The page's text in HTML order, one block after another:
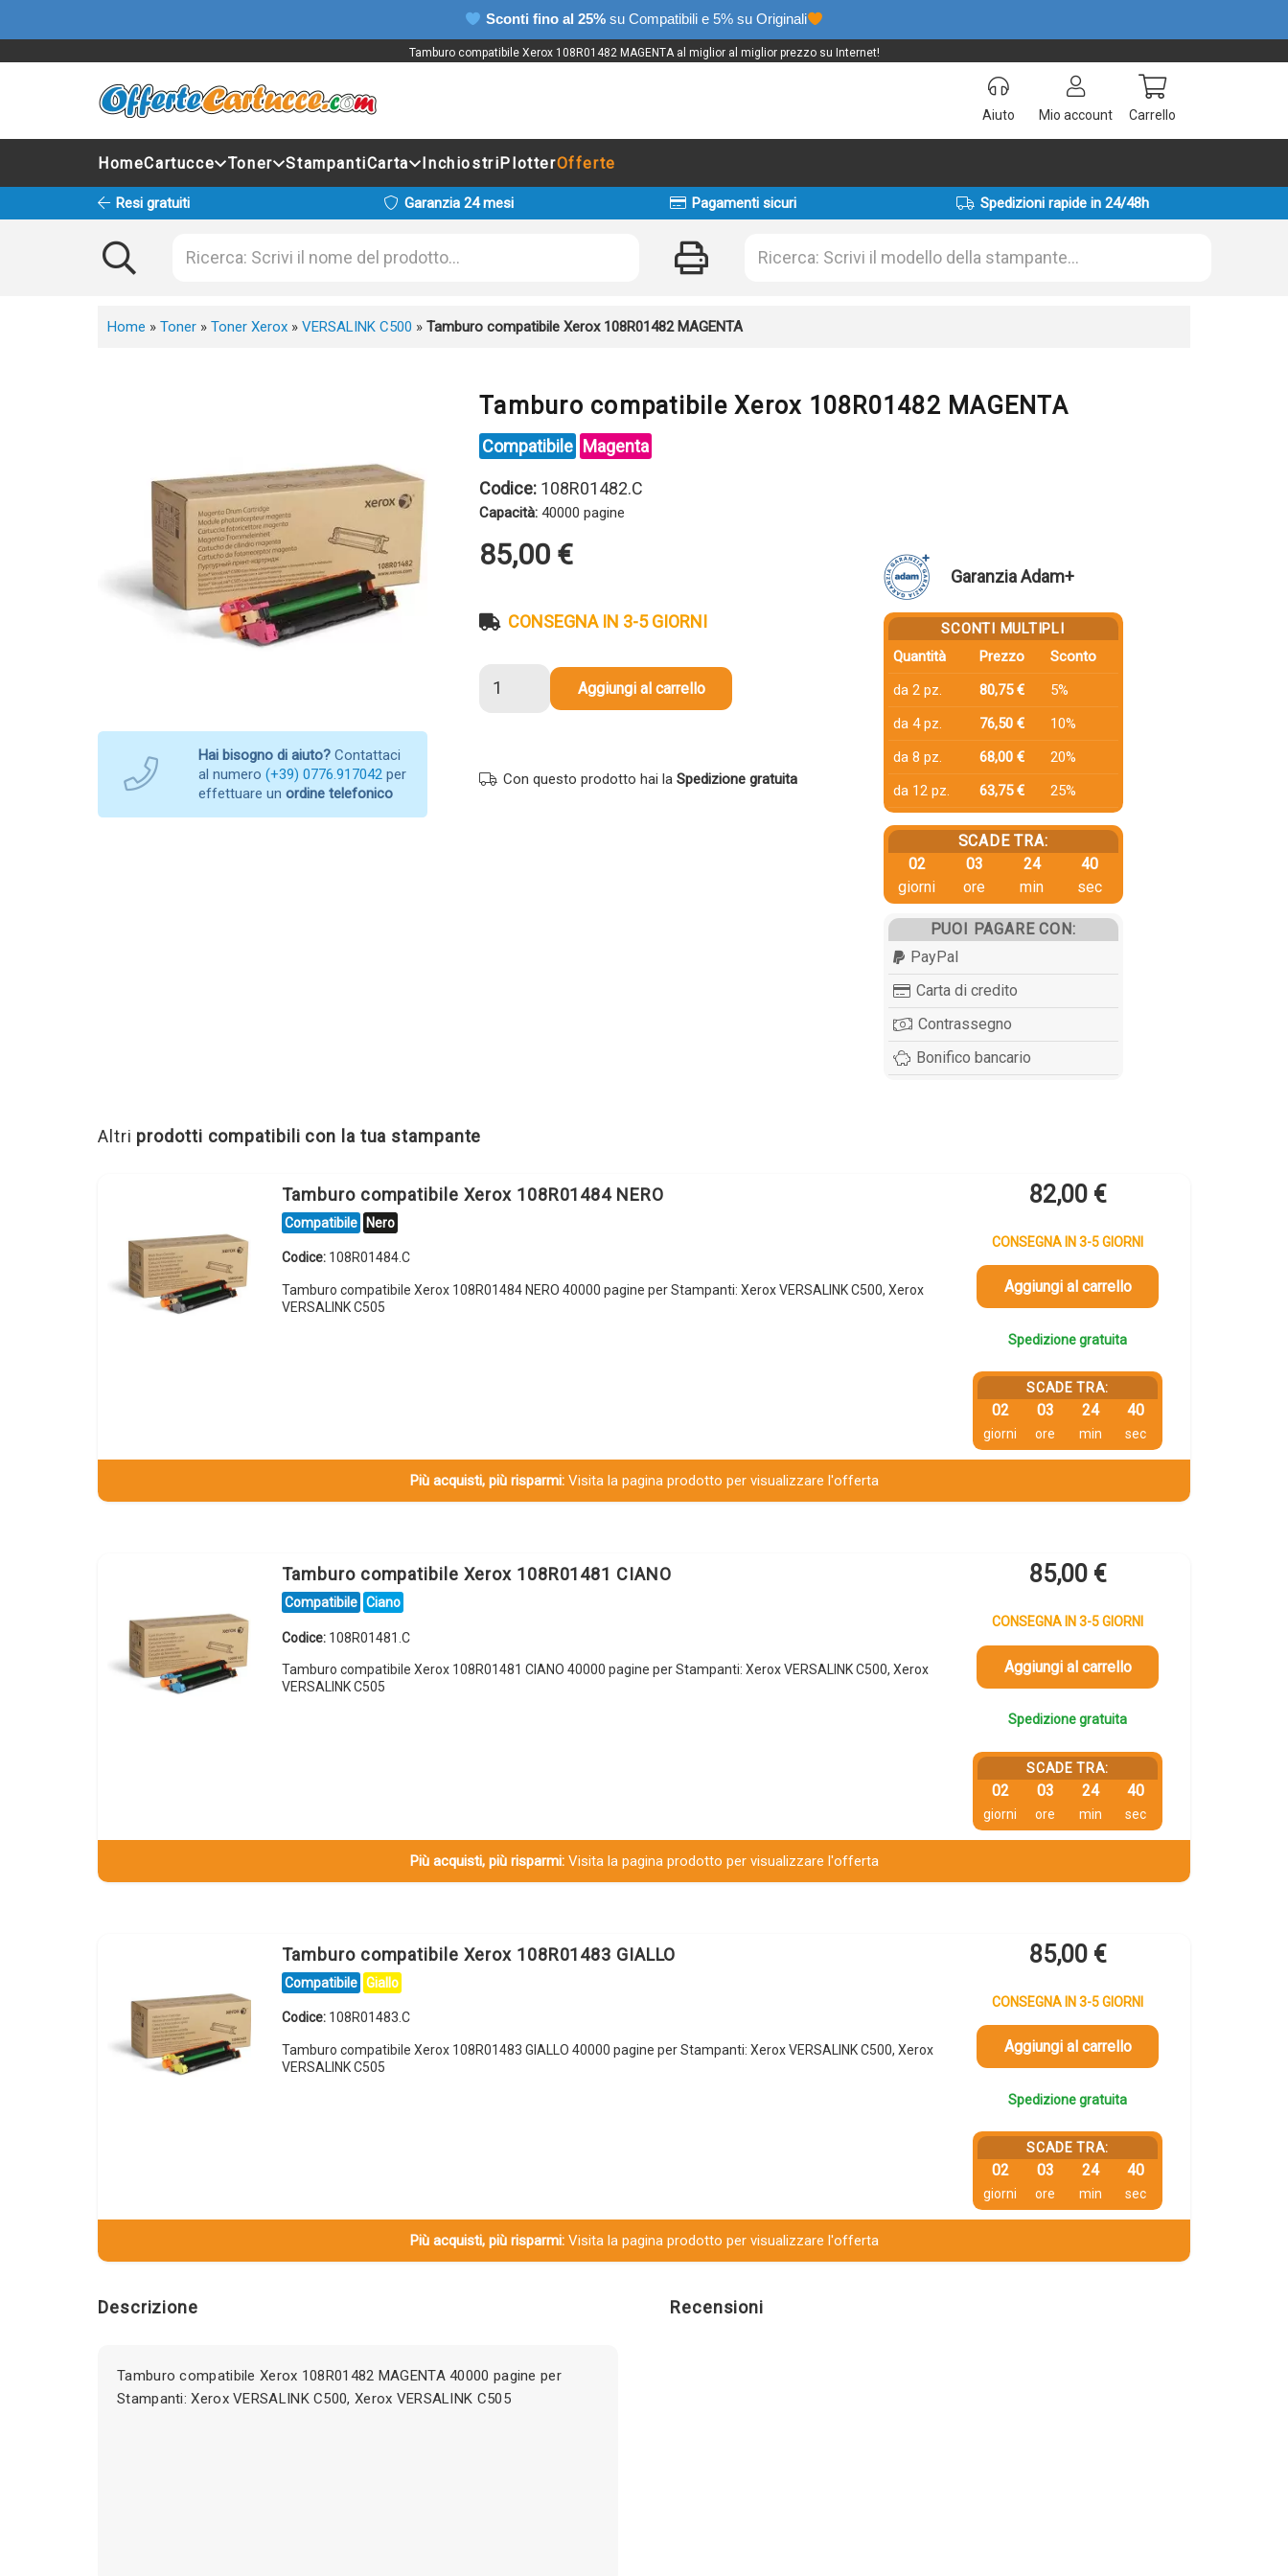
Sconti fino al 25% su Compatibili e 5% su Originali
Tamburo compatibile Xerox 108R01482 MAGENTA al miglior al miglior prezzo su Internet!
Aiuto Mio account Carrello
HomeCartucce Toner StampantiCarta InchiostriPlotterOfferte
Resi gratuiti Garanzia 24 mesi Pagamenti sicuri Spedizioni rapide in 24/48h
Home » Toner » Toner Xerox » VERSALINK C500 » Tamburo compatibile Xerox 108R01482 MAGENTA
Hai bisogno di aiuto? Contattaci
al numero (+39) 0776.917042 per
effettuare un ordine telefonico
Tamburo compatibile Xerox 108R01482 MAGENTA
Compatibile Magenta
Codice: 108R01482.C
Capacità: 40000 pagine
85,00 €
CONSEGNA IN 3-5 GIORNI
compatibile
quantità
Aggiungi al carrello
Con questo prodotto hai la Spedizione gratuita
Garanzia Adam+
SCONTI MULTIPLI
Quantità
Prezzo
Sconto
da 2 pz.
80,75 €
5%
da 4 pz.
76,50 €
10%
da 8 pz.
68,00 €
20%
da 12 pz.
63,75 € 25%
SCADE TRA:
02
giorni
03
ore
24
min
39
sec
PUOI PAGARE CON:
PayPal
Carta di credito
Contrassegno
Bonifico bancario
Altri prodotti compatibili con la tua stampante
Tamburo compatibile Xerox 108R01484 NERO
Compatibile Nero
Codice: 108R01484.C
Tamburo compatibile Xerox 108R01484 NERO 40000 pagine per Stampanti: Xerox VERSALINK C500, Xerox
VERSALINK C505
82,00 €
CONSEGNA IN 3-5 GIORNI
Aggiungi al carrello
Spedizione gratuita
SCADE TRA:
02
giorni
03
ore
24
min
39
sec
Più acquisti, più risparmi:Visita la pagina prodotto per visualizzare l'offerta
Tamburo compatibile Xerox 108R01481 CIANO
Compatibile Ciano
Codice: 108R01481.C
Tamburo compatibile Xerox 108R01481 CIANO 40000 pagine per Stampanti: Xerox VERSALINK C500, Xerox
VERSALINK C505
85,00 €
CONSEGNA IN 3-5 GIORNI
Aggiungi al carrello
Spedizione gratuita
SCADE TRA:
02
giorni
03
ore
24
min
39
sec
Più acquisti, più risparmi:Visita la pagina prodotto per visualizzare l'offerta
Tamburo compatibile Xerox 108R01483 GIALLO
Compatibile Giallo
Codice: 108R01483.C
Tamburo compatibile Xerox 108R01483 GIALLO 40000 pagine per Stampanti: Xerox VERSALINK C500, Xerox
VERSALINK C505
85,00 €
CONSEGNA IN 3-5 GIORNI
Aggiungi al carrello
Spedizione gratuita
SCADE TRA:
02
giorni
03
ore
24
min
39
sec
Più acquisti, più risparmi:Visita la pagina prodotto per visualizzare l'offerta
Descrizione
Tamburo compatibile Xerox 108R01482 MAGENTA 40000 pagine per
Stampanti: Xerox VERSALINK C500, Xerox VERSALINK C505
Recensioni